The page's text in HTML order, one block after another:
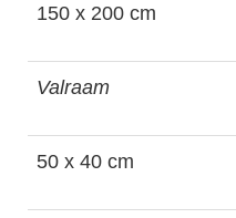
150 x 200 cm
Valraam
50 x 40 cm